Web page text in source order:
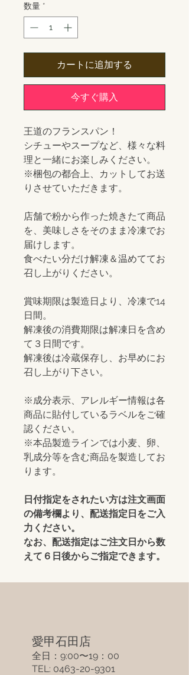
数量 *
カートに追加する
今すぐ購入
王道のフランスパン！
シチューやスープなど、様々な料
理と一緒にお楽しみください。
※梱包の都合上、カットしてお送
りさせていただきます。
店舗で粉から作った焼きたて商品
を、美味しさをそのまま冷凍でお
届けします。
食べたい分だけ解凍＆温めててお
召し上がりください。
賞味期限は製造日より、冷凍で14
日間。
解凍後の消費期限は解凍日を含め
て３日間です。
解凍後は冷蔵保存し、お早めにお
召し上がり下さい。
※成分表示、アレルギー情報は各
商品に貼付しているラベルをご確
認ください。
※本品製造ラインでは小麦、卵、
乳成分等を含む商品を製造してお
ります。
日付指定をされたい方は注文画面
の備考欄より、配送指定日をご入
力ください。
なお、配送指定はご注文日から数
えて６日後からご指定できます。
​愛甲石田店​
全日：9:00〜19：00
TEL: 0463-20-9301